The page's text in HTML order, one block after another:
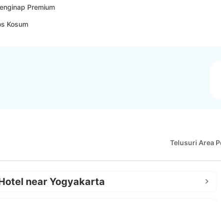
Premium
Kosum
Telusuri Area
near Yogyakarta